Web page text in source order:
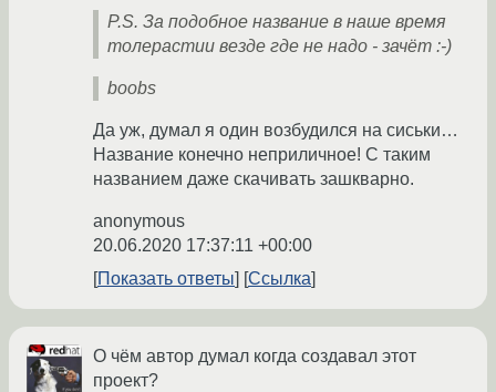
P.S. За подобное название в наше время
толерастии везде где не надо - зачёт :-)
boobs
Да уж, думал я один возбудился на сиськи…
Название конечно неприличное! С таким
названием даже скачивать зашкварно.
anonymous
20.06.2020 17:37:11 +00:00
Показать ответы
Ссылка
О чём автор думал когда создавал этот
проект?